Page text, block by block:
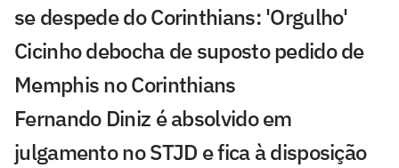
se despede do Corinthians: 'Orgulho'
Cicinho debocha de suposto pedido de
Memphis no Corinthians
Fernando Diniz é absolvido em
julgamento no STJD e fica à disposição